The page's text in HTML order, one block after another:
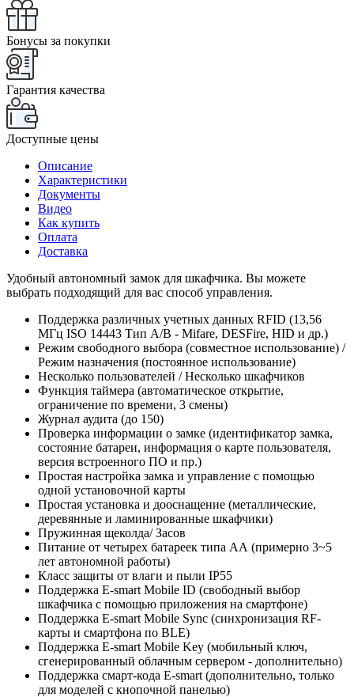
Бонусы за покупки
Гарантия качества
Доступные цены
Описание
Характеристики
Документы
Видео
Как купить
Оплата
Доставка
Удобный автономный замок для шкафчика. Вы можете
выбрать подходящий для вас способ управления.
Поддержка различных учетных данных RFID (13,56
МГц ISO 14443 Тип A/B - Mifare, DESFire, HID и др.)
Режим свободного выбора (совместное использование) /
Режим назначения (постоянное использование)
Несколько пользователей / Несколько шкафчиков
Функция таймера (автоматическое открытие,
ограничение по времени, 3 смены)
Журнал аудита (до 150)
Проверка информации о замке (идентификатор замка,
состояние батареи, информация о карте пользователя,
версия встроенного ПО и пр.)
Простая настройка замка и управление с помощью
одной установочной карты
Простая установка и дооснащение (металлические,
деревянные и ламинированные шкафчики)
Пружинная щеколда/ Засов
Питание от четырех батареек типа АА (примерно 3~5
лет автономной работы)
Класс защиты от влаги и пыли IP55
Поддержка E-smart Mobile ID (свободный выбор
шкафчика с помощью приложения на смартфоне)
Поддержка E-smart Mobile Sync (синхронизация RF-
карты и смартфона по BLE)
Поддержка E-smart Mobile Key (мобильный ключ,
сгенерированный облачным сервером - дополнительно)
Поддержка смарт-кода E-smart (дополнительно, только
для моделей с кнопочной панелью)